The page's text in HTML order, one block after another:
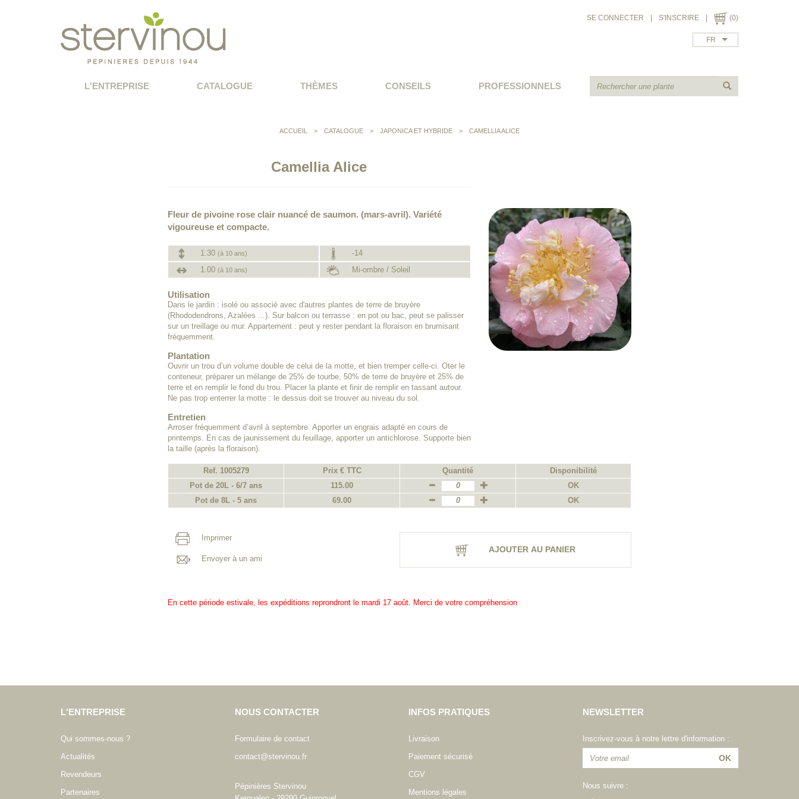
SE CONNECTER S'INSCRIRE (0)
FR
L'ENTREPRISE CATALOGUE THÈMES CONSEILS PROFESSIONNELS
ACCUEIL > CATALOGUE > JAPONICA ET HYBRIDE > CAMELLIA ALICE
Camellia Alice
Fleur de pivoine rose clair nuancé de saumon. (mars-avril). Variété
vigoureuse et compacte.
1.30 (à 10 ans)
-14
1.00 (à 10 ans) Mi-ombre / Soleil
Utilisation
Dans le jardin : isolé ou associé avec d'autres plantes de terre de bruyère
(Rhododendrons, Azalées ...). Sur balcon ou terrasse : en pot ou bac, peut se palisser
sur un treillage ou mur. Appartement : peut y rester pendant la floraison en brumisant
fréquemment.
Plantation
Ouvrir un trou d’un volume double de celui de la motte, et bien tremper celle-ci. Oter le
conteneur, préparer un mélange de 25% de tourbe, 50% de terre de bruyère et 25% de
terre et en remplir le fond du trou. Placer la plante et finir de remplir en tassant autour.
Ne pas trop enterrer la motte : le dessus doit se trouver au niveau du sol.
Entretien
Arroser fréquemment d’avril à septembre. Apporter un engrais adapté en cours de
printemps. En cas de jaunissement du feuillage, apporter un antichlorose. Supporte bien
la taille (après la floraison).
Ref. 1005279 Prix € TTC Quantité
Disponibilité
Pot de 20L - 6/7 ans
115.00
OK
Pot de 8L - 5 ans
69.00 OK
Imprimer
Envoyer à un ami
AJOUTER AU PANIER
En cette période estivale, les expéditions reprondront le mardi 17 août. Merci de votre compréhension
L'ENTREPRISE
Qui sommes-nous ?
Actualités
Revendeurs
Partenaires
NOUS CONTACTER
Formulaire de contact
contact@stervinou.fr
Pépinières Stervinou
INFOS PRATIQUES
Livraison
Paiement sécurisé
CGV
Mentions légales
NEWSLETTER
Inscrivez-vous à notre lettre d'information :
Nous suivre :